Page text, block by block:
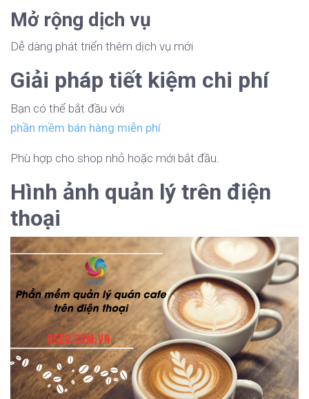
Mở rộng dịch vụ
Dễ dàng phát triển thêm dịch vụ mới
Giải pháp tiết kiệm chi phí
Bạn có thể bắt đầu với
phần mềm bán hàng miễn phí
Phù hợp cho shop nhỏ hoặc mới bắt đầu.
Hình ảnh quản lý trên điện
thoại